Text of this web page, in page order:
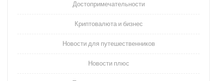
Достопримечательности
Криптовалюта и бизнес
Новости для путешественников
Новости плюс